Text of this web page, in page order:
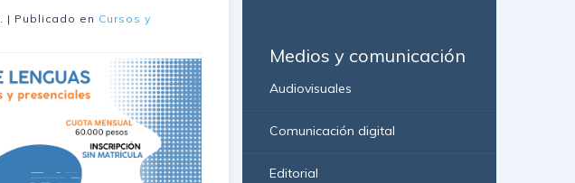
. | Publicado en Cursos y
Medios y comunicación
Audiovisuales
Comunicación digital
Editorial